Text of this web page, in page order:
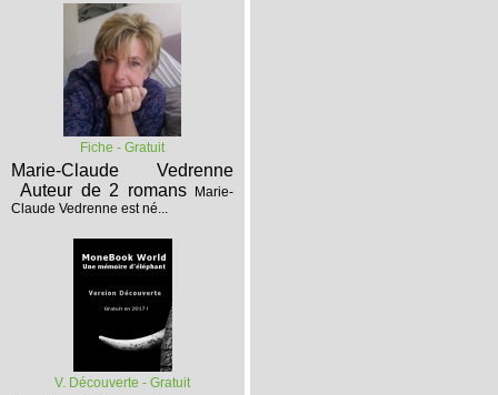
Fiche - Gratuit
Marie-Claude Vedrenne
Auteur de 2 romans
Marie-
Claude Vedrenne est né...
V. Découverte - Gratuit